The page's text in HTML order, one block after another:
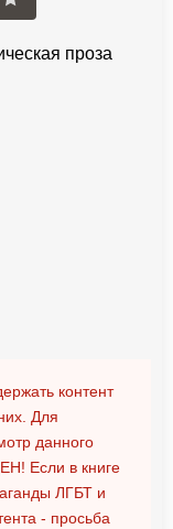
проза
контент
Для
данного
Если в книге
ЛГБТ и
- просьба